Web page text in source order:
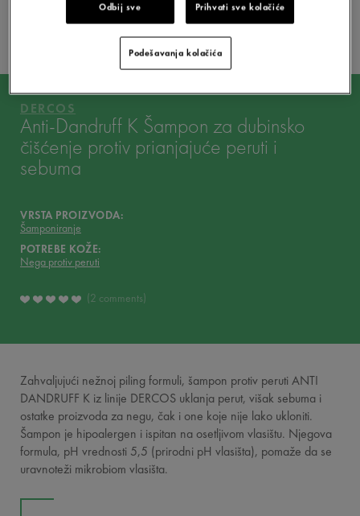
DERCOS
Anti-Dandruff K Šampon za dubinsko
čišćenje protiv prianjajuće peruti i
sebuma
VRSTA PROIZVODA:
Šamponiranje
POTREBE KOŽE:
Nega protiv peruti
2 comments
Zahvaljujući nežnoj piling formuli, šampon protiv peruti ANTI
DANDRUFF K iz linije DERCOS uklanja perut, višak sebuma i
ostatke proizvoda za negu, čak i one koje nije lako ukloniti.
Šampon je hipoalergen i ispitan na osetljivom vlasištu. Njegova
formula, pH vrednosti 5,5 (prirodni pH vlasišta), pomaže da se
uravnoteži mikrobiom vlasišta.
VAŠA RUTINA
Odbij sve Prihvati sve kolačiće
Podešavanja kolačića